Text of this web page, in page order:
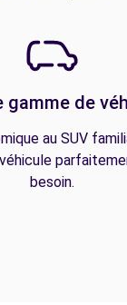
gamme de
au SUV
besoin.